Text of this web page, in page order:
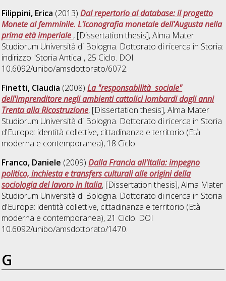
Filippini, Erica (2013)Dal repertorio al database: il progetto
Monete al femminile. L'iconografia monetale dell'Augusta nella
prima età imperiale , [Dissertation thesis], Alma Mater
Studiorum Università di Bologna. Dottorato di ricerca in Storia:
indirizzo "Storia Antica", 25 Ciclo. DOI
10.6092/unibo/amsdottorato/6072.
Finetti, Claudia (2008)La "responsabilità sociale"
dell'imprenditore negli ambienti cattolici lombardi dagli anni
Trenta alla Ricostruzione, [Dissertation thesis], Alma Mater
Studiorum Università di Bologna. Dottorato di ricerca in Storia
d'Europa: identità collettive, cittadinanza e territorio (Età
moderna e contemporanea), 18 Ciclo.
Franco, Daniele (2009)Dalla Francia all'Italia: impegno
politico, inchiesta e transfers culturali alle origini della
sociologia del lavoro in Italia, [Dissertation thesis], Alma Mater
Studiorum Università di Bologna. Dottorato di ricerca in Storia
d'Europa: identità collettive, cittadinanza e territorio (Età
moderna e contemporanea), 21 Ciclo. DOI
10.6092/unibo/amsdottorato/1470.
G